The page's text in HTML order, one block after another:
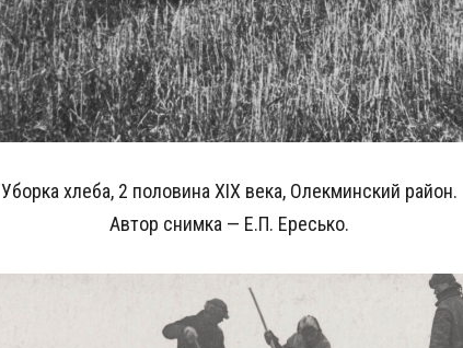
Уборка хлеба, 2 половина ХIХ века, Олекминский район.
Автор снимка — Е.П. Ересько.